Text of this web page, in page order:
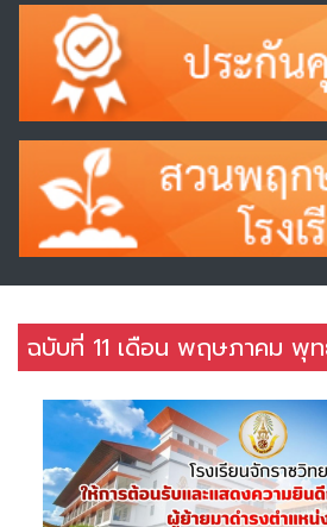
ฉบับที่ 11 เดือน พฤษภาคม พุ